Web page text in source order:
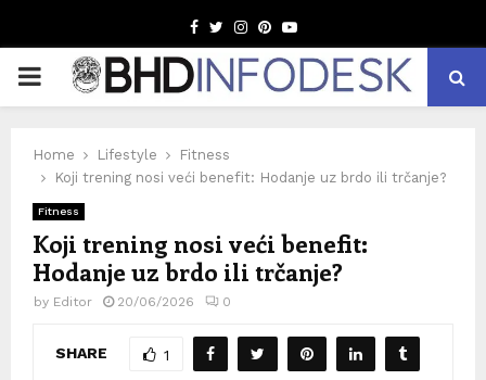
Facebook
TwitterInstagram
Pinterest
Youtube
PRIMARY
Home Lifestyle
Fitness
Koji trening nosi veći benefit: Hodanje uz brdo ili trčanje?
Fitness
Koji trening nosi veći benefit:
Hodanje uz brdo ili trčanje?
by Editor 20/06/2026 0
SHARE 1